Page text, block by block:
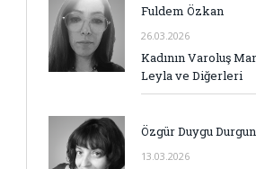
Fuldem Özkan
26.03.2026
Kadının Varoluş
Leyla ve Diğerleri
Özgür Duygu Durgun
13.03.2026